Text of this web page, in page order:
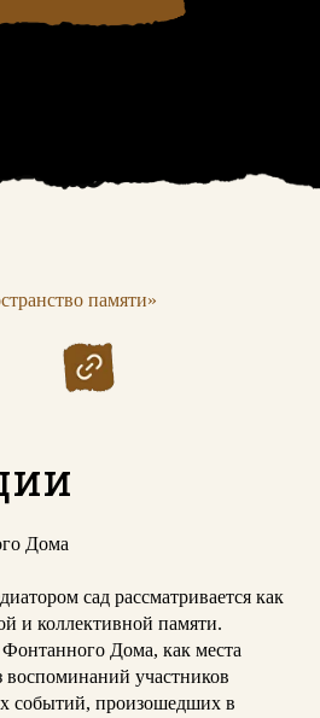
памяти»
Дома
сад рассматривается как
и коллективной памяти.
Дома, как места
воспоминаний участников
событий, произошедших в